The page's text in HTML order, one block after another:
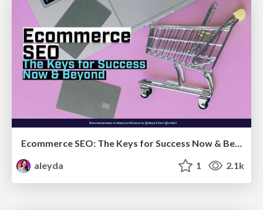
Ecommerce SEO: The Keys for Success Now & Beyond - #SERPConf2024
aleyda
1 2.1k